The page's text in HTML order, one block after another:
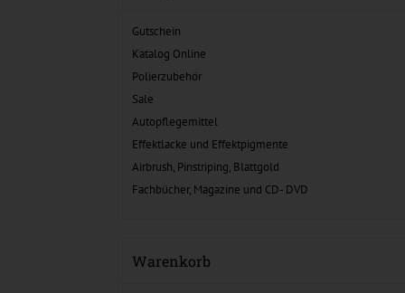
Gutschein
Katalog Online
Polierzubehör
Sale
Autopflegemittel
Effektlacke und Effektpigmente
Airbrush, Pinstriping, Blattgold
Fachbücher, Magazine und CD- DVD
Warenkorb